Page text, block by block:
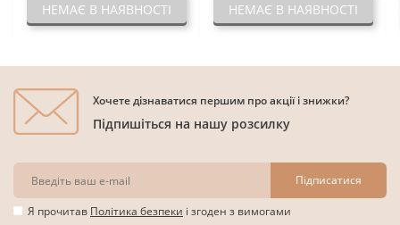
НЕМАЄ В НАЯВНОСТІ НЕМАЄ В НАЯВНОСТІ
Хочете дізнаватися першим про акції і знижки?
Підпишіться на нашу розсилку
Підписатися
Я прочитав Політика безпеки і згоден з вимогами